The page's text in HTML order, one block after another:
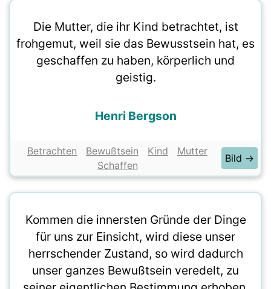
Die Mutter, die ihr Kind betrachtet, ist
frohgemut, weil sie das Bewusstsein hat, es
geschaffen zu haben, körperlich und
geistig.
Henri Bergson
Betrachten Bewußtsein Kind
Mutter
Schaffen
Bild →
Kommen die innersten Gründe der Dinge
für uns zur Einsicht, wird diese unser
herrschender Zustand, so wird dadurch
unser ganzes Bewußtsein veredelt, zu